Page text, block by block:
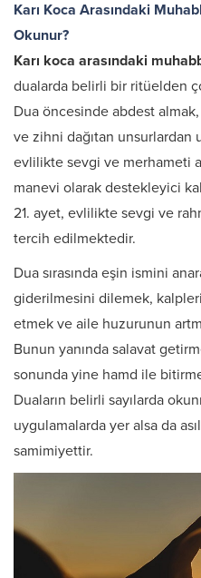
Karı Koca Arasındaki
Okunur?
Karı koca arasındaki
dualarda belirli bir ritüelden
Dua öncesinde abdest
ve zihni dağıtan
evlilikte sevgi ve merhameti
manevi olarak destekleyici
21. ayet, evlilikte sevgi ve
tercih edilmektedir.
Dua sırasında eşin ismini
giderilmesini dilemek,
etmek ve aile huzurunun
Bunun yanında salavat
sonunda yine hamd ile
Duaların belirli sayılarda
uygulamalarda yer alsa da
samimiyettir.